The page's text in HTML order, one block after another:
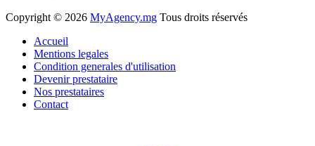
Copyright © 2026 MyAgency.mg Tous droits réservés
Accueil
Mentions legales
Condition generales d'utilisation
Devenir prestataire
Nos prestataires
Contact